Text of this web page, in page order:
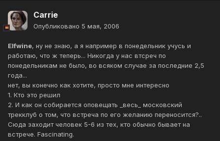
Carrie
Опубликовано 5 мая, 2006
Elfwine, ну не знаю, а я например в понедельник учусь и
работаю, что ж теперь... Никогда у нас втсреч по
понедельникам не было, во всяком случае за последние 2,5
года...
нет, вы конечно как хотите, просто мне интересно
1. Кто это решил
2. И как он собирается оповещать _весь_ московский
трекклуб о том, что встреча по его желанию переносится?..
Сюда заходит человек 5-6 из тех, кто обычно бывает на
встрече. Fascinating.